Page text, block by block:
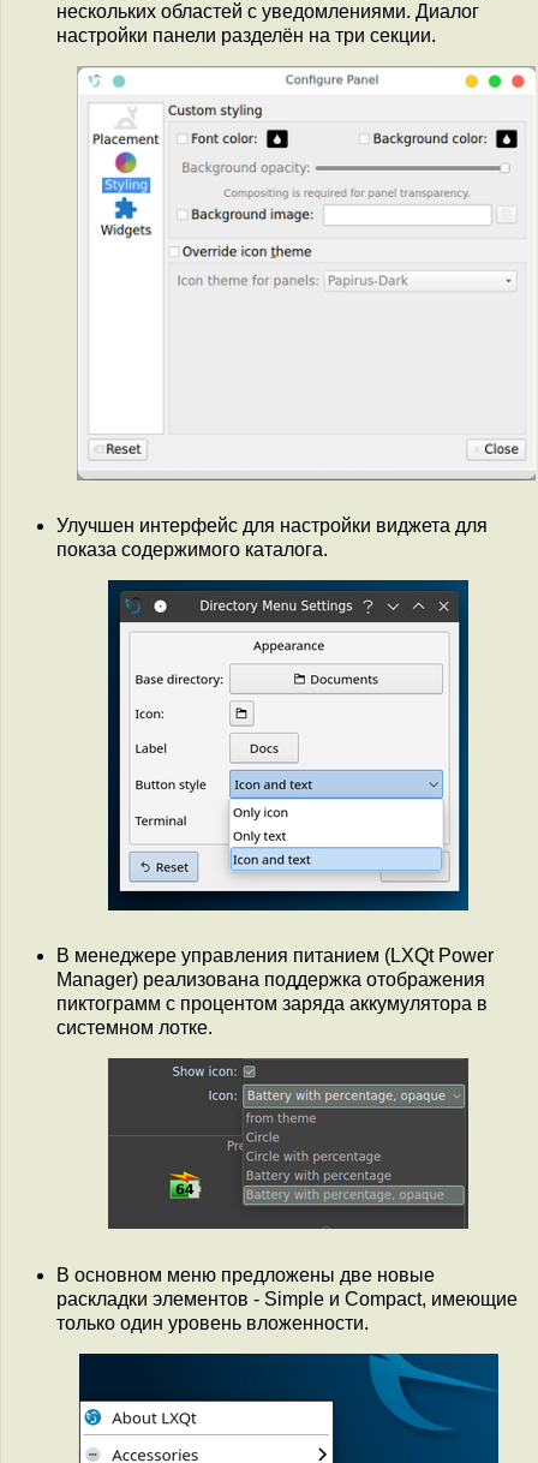
нескольких областей с уведомлениями. Диалог
настройки панели разделён на три секции.
Улучшен интерфейс для настройки виджета для
показа содержимого каталога.
В менеджере управления питанием (LXQt Power
Manager) реализована поддержка отображения
пиктограмм с процентом заряда аккумулятора в
системном лотке.
В основном меню предложены две новые
раскладки элементов - Simple и Compact, имеющие
только один уровень вложенности.